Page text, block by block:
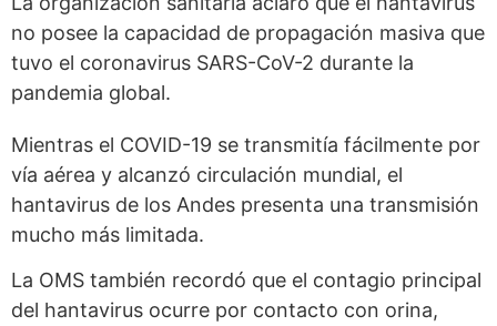
no posee la capacidad de propagación masiva que
tuvo el coronavirus SARS-CoV-2 durante la
pandemia global.
Mientras el COVID-19 se transmitía fácilmente por
vía aérea y alcanzó circulación mundial, el
hantavirus de los Andes presenta una transmisión
mucho más limitada.
La OMS también recordó que el contagio principal
del hantavirus ocurre por contacto con orina,